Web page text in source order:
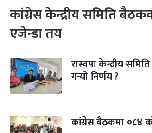
कांग्रेस केन्द्रीय समिति
एजेन्डा तय
रास्वपा केन्द्रीय
गर्‍यो निर्णय ?
कांग्रेस बैठकमा ०८४